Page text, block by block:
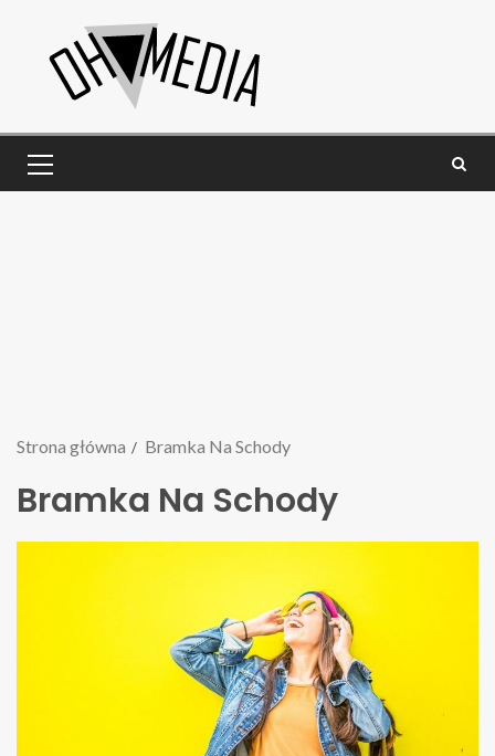
Strona główna Bramka Na Schody
Bramka Na Schody